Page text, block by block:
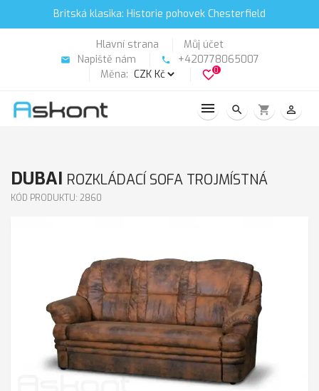
Britská klasika: Historie pohovek Chesterfield
Hlavní strana Můj účet
email Napiště nám phone
+420778065007
Měna:
favorite_border0
search shopping_cart person_outline
DUBAI ROZKLÁDACÍ SOFA TROJMÍSTNÁ
KÓD PRODUKTU: 2860